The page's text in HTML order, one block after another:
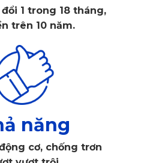
đổi 1 trong 18 tháng,
trên 10 năm.
năng
cơ, chống trơn